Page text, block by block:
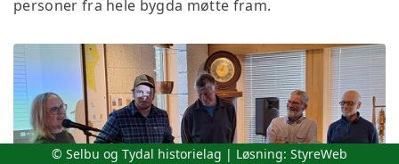
personer fra hele bygda møtte fram.
© Selbu og Tydal historielag | Løsning: StyreWeb